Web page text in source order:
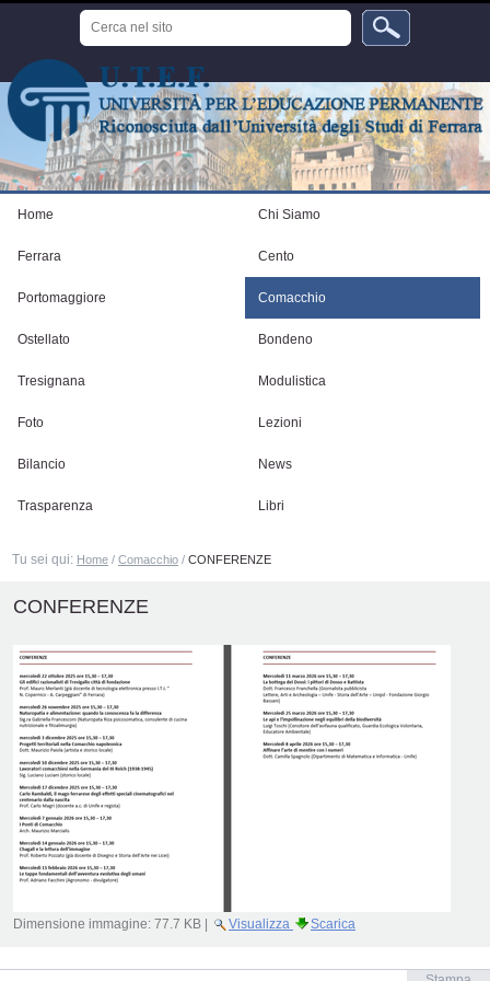
Cerca
nel
sito
Home Chi Siamo
Ferrara Cento
Portomaggiore Comacchio
Ostellato Bondeno
Tresignana Modulistica
Foto Lezioni
Bilancio News
Trasparenza Libri
Tu sei qui: Home /Comacchio /CONFERENZE
CONFERENZE
Dimensione immagine: 77.7 KB | Visualizza Scarica